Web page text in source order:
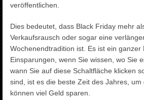
veröffentlichen.
Dies bedeutet, dass Black Friday mehr
Verkaufsrausch oder sogar eine
Wochenendtradition ist. Es ist ein ganzer
Einsparungen, wenn Sie wissen, wo Sie
wann Sie auf diese Schaltfläche klicken
sind, ist es die beste Zeit des Jahres, um
können viel Geld sparen.